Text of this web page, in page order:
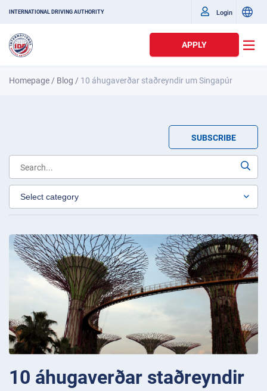
INTERNATIONAL DRIVING AUTHORITY Login
APPLY
Homepage / Blog / 10 áhugaverðar staðreyndir um Singapúr
SUBSCRIBE
10 áhugaverðar staðreyndir